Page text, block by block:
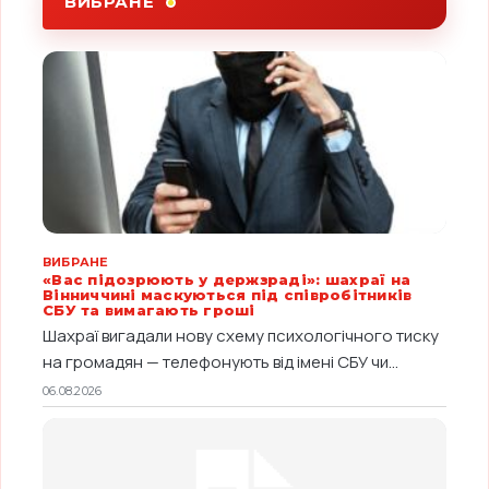
ВИБРАНЕ
«Вас підозрюють у держзраді»: шахраї на
Вінниччині маскуються під співробітників
СБУ та вимагають гроші
Шахраї вигадали нову схему психологічного тиску
на громадян — телефонують від імені СБУ чи...
06.08.2026